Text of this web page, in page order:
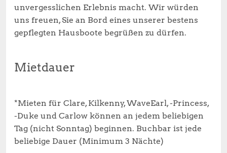
unvergesslichen Erlebnis macht. Wir würden
uns freuen, Sie an Bord eines unserer bestens
gepflegten Hausboote begrüßen zu dürfen.
Mietdauer
*Mieten für Clare, Kilkenny, WaveEarl, -Princess,
-Duke und Carlow können an jedem beliebigen
Tag (nicht Sonntag) beginnen. Buchbar ist jede
beliebige Dauer (Minimum 3 Nächte)